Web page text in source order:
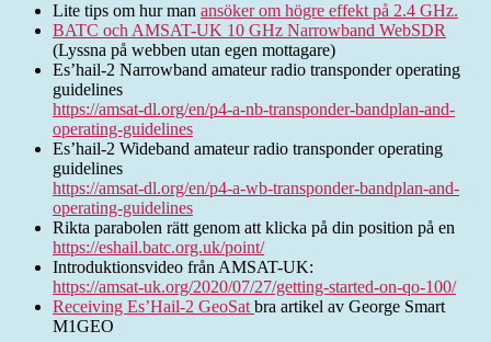
Lite tips om hur man ansöker om högre effekt på 2.4 GHz.
BATC och AMSAT-UK 10 GHz Narrowband WebSDR
(Lyssna på webben utan egen mottagare)
Es’hail-2 Narrowband amateur radio transponder operating
guidelines
https://amsat-dl.org/en/p4-a-nb-transponder-bandplan-and-
operating-guidelines
Es’hail-2 Wideband amateur radio transponder operating
guidelines
https://amsat-dl.org/en/p4-a-wb-transponder-bandplan-and-
operating-guidelines
Rikta parabolen rätt genom att klicka på din position på en
https://eshail.batc.org.uk/point/
Introduktionsvideo från AMSAT-UK:
https://amsat-uk.org/2020/07/27/getting-started-on-qo-100/
Receiving Es’Hail-2 GeoSat bra artikel av George Smart
M1GEO